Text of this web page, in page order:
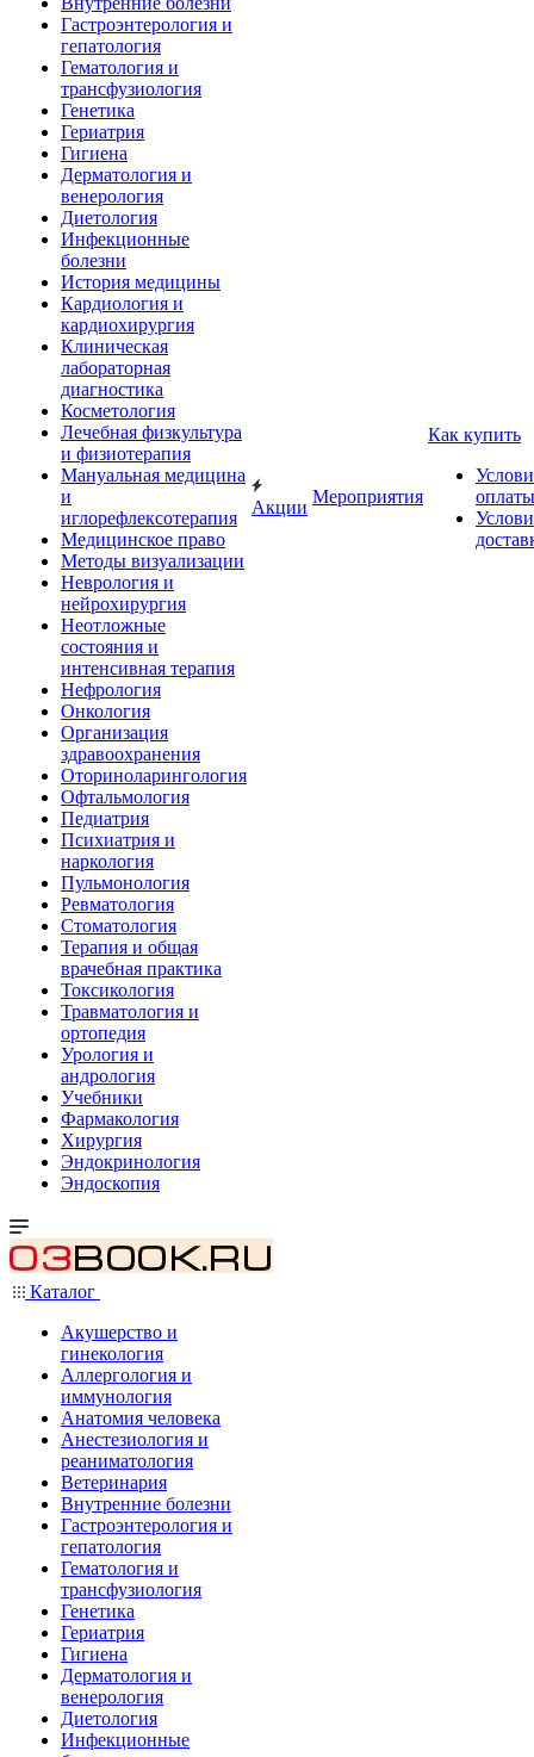
Гастроэнтерология и
гепатология
Гематология и
трансфузиология
Генетика
Гериатрия
Гигиена
Дерматология и
венерология
Диетология
Инфекционные
болезни
История медицины
Кардиология и
кардиохирургия
Клиническая
лабораторная
диагностика
Косметология
Лечебная физкультура
и физиотерапия
Мануальная медицина
и
иглорефлексотерапия
Медицинское право
Методы визуализации
Неврология и
нейрохирургия
Неотложные
состояния и
интенсивная терапия
Нефрология
Онкология
Организация
здравоохранения
Оториноларингология
Офтальмология
Педиатрия
Психиатрия и
наркология
Пульмонология
Ревматология
Стоматология
Терапия и общая
врачебная практика
Токсикология
Травматология и
ортопедия
Урология и
андрология
Учебники
Фармакология
Хирургия
Эндокринология
Эндоскопия
Акции
Мероприятия
Как купить
оплаты
Каталог
Акушерство и
гинекология
Аллергология и
иммунология
Анатомия человека
Анестезиология и
реаниматология
Ветеринария
Внутренние болезни
Гастроэнтерология и
гепатология
Гематология и
трансфузиология
Генетика
Гериатрия
Гигиена
Дерматология и
венерология
Диетология
Инфекционные